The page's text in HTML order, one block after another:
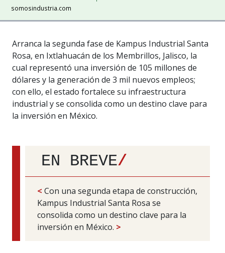
somosindustria.com
Arranca la segunda fase de Kampus Industrial Santa
Rosa, en Ixtlahuacán de los Membrillos, Jalisco, la
cual representó una inversión de 105 millones de
dólares y la generación de 3 mil nuevos empleos;
con ello, el estado fortalece su infraestructura
industrial y se consolida como un destino clave para
la inversión en México.
EN BREVE/
< Con una segunda etapa de construcción,
Kampus Industrial Santa Rosa se
consolida como un destino clave para la
inversión en México. >